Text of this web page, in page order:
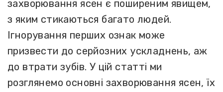
захворювання ясен є поширеним явищем,
з яким стикаються багато людей.
Ігнорування перших ознак може
призвести до серйозних ускладнень, аж
до втрати зубів. У цій статті ми
розглянемо основні захворювання ясен, їх